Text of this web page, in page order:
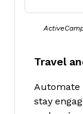
Travel
Automate
stay